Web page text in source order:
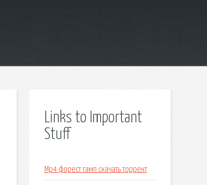
Links to Important
Stuff
Mp4 форест гамп скачать торрент